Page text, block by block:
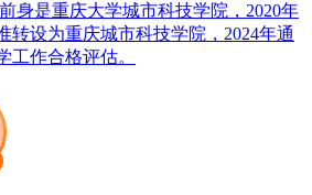
身是重庆大学城市科技学院，2020年
转设为重庆城市科技学院，2024年通
工作合格评估。